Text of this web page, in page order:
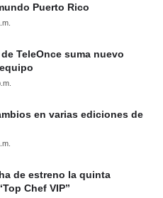
Puerto Rico
TeleOnce suma nuevo
en varias ediciones de
de estreno la quinta
Chef VIP”